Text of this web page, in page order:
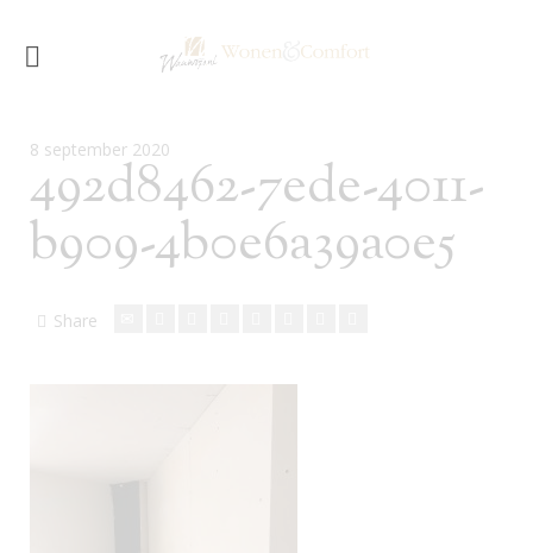
8 september 2020
492d8462-7ede-4011-
b909-4b0e6a39a0e5
Share